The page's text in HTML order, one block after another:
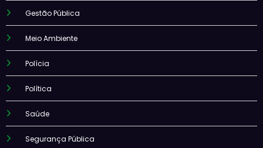
Gestão Pública
Meio Ambiente
Polícia
Política
Saúde
Segurança Pública